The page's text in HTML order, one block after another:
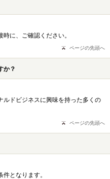
に、ご確認ください。
ページの先頭へ
か？
ルドビジネスに興味を持った多くの
ページの先頭へ
となります。